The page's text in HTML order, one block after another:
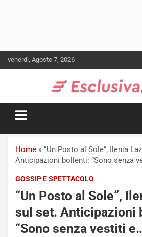
to
venerdì, Agosto 7, 2026
Home » “Un Posto al Sole”, Ilenia
Anticipazioni bollenti: “Sono senza
GOSSIP E SPETTACOLO
“Un Posto al Sole”,
sul set. Anticipazioni
“Sono senza vestiti